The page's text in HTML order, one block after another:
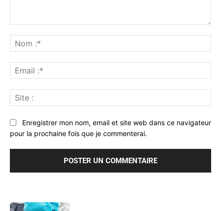
:*
:*
:
Enregistrer mon nom, email et site web dans ce navigateur
pour la prochaine fois que je commenterai.